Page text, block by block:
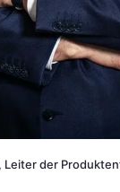
Leiter der